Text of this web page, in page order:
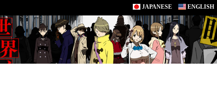
JAPANESE ENGLISH